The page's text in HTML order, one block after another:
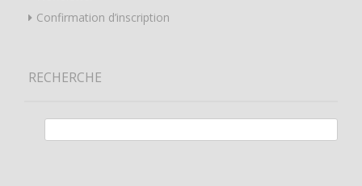
Confirmation d’inscription
RECHERCHE